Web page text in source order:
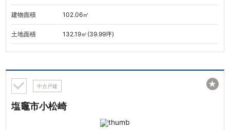
建物面積 102.06㎡
土地面積 132.19㎡(39.99坪)
中古戸建
塩竈市小松崎
★